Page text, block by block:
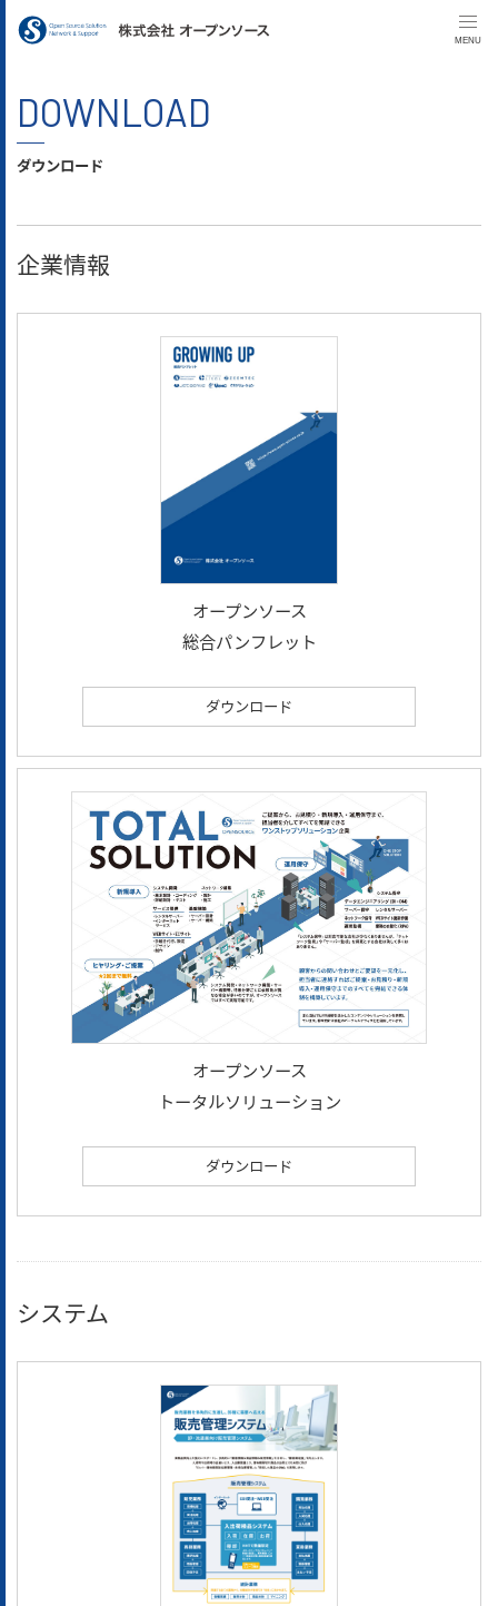
MENU
DOWNLOAD
ダウンロード
企業情報
オープンソース
総合パンフレット
ダウンロード
オープンソース
トータルソリューション
ダウンロード
システム